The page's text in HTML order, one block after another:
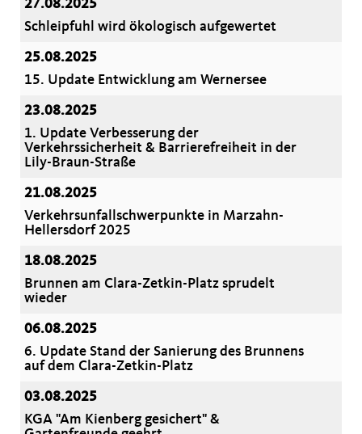
27.08.2025
Schleipfuhl wird ökologisch aufgewertet
25.08.2025
15. Update Entwicklung am Wernersee
23.08.2025
1. Update Verbesserung der
Verkehrssicherheit & Barrierefreiheit in der
Lily-Braun-Straße
21.08.2025
Verkehrsunfallschwerpunkte in Marzahn-
Hellersdorf 2025
18.08.2025
Brunnen am Clara-Zetkin-Platz sprudelt
wieder
06.08.2025
6. Update Stand der Sanierung des Brunnens
auf dem Clara-Zetkin-Platz
03.08.2025
KGA "Am Kienberg gesichert" &